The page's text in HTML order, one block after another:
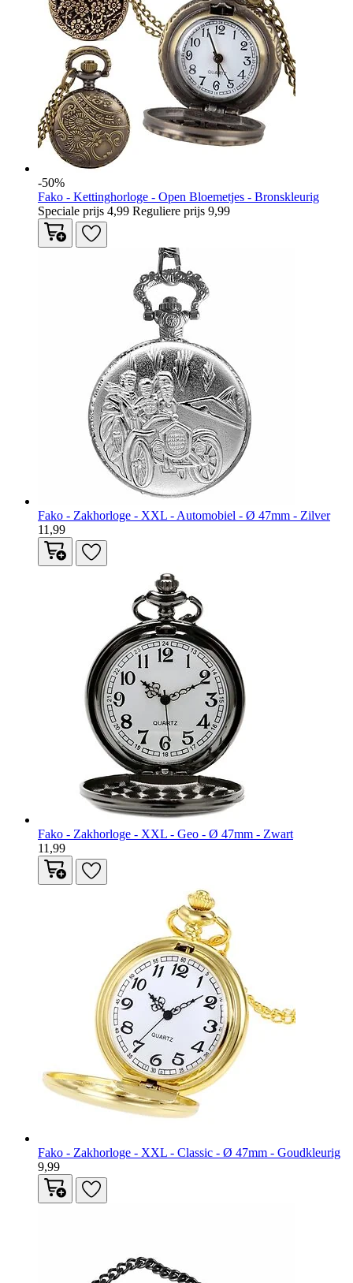
-50%
Fako - Kettinghorloge - Open Bloemetjes - Bronskleurig
Speciale prijs 4,99 Reguliere prijs 9,99
Fako - Zakhorloge - XXL - Automobiel - Ø 47mm - Zilver
11,99
Fako - Zakhorloge - XXL - Geo - Ø 47mm - Zwart
11,99
Fako - Zakhorloge - XXL - Classic - Ø 47mm - Goudkleurig
9,99